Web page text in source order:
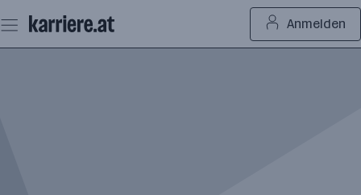
Seiteninhalt
springen
Anmelden